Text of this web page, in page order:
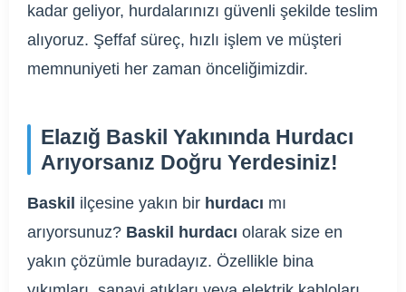
kadar geliyor, hurdalarınızı güvenli şekilde teslim
alıyoruz. Şeffaf süreç, hızlı işlem ve müşteri
memnuniyeti her zaman önceliğimizdir.
Elazığ Baskil Yakınında Hurdacı
Arıyorsanız Doğru Yerdesiniz!
Baskil ilçesine yakın bir hurdacı mı
arıyorsunuz? Baskil hurdacı olarak size en
yakın çözümle buradayız. Özellikle bina